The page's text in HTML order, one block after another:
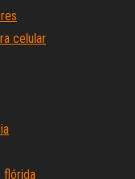
celular
flórida